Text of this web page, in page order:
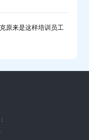
原来是这样培训员工